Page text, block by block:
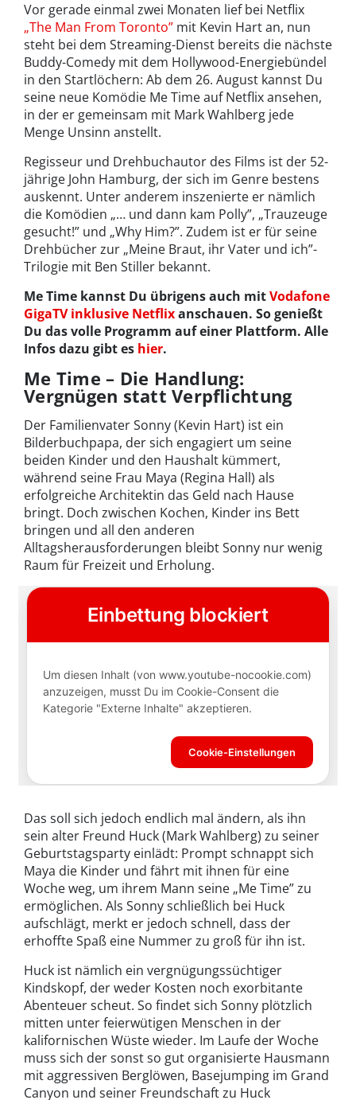
Vor gerade einmal zwei Monaten lief bei Netflix
„The Man From Toronto” mit Kevin Hart an, nun
steht bei dem Streaming-Dienst bereits die nächste
Buddy-Comedy mit dem Hollywood-Energiebündel
in den Startlöchern: Ab dem 26. August kannst Du
seine neue Komödie Me Time auf Netflix ansehen,
in der er gemeinsam mit Mark Wahlberg jede
Menge Unsinn anstellt.
Regisseur und Drehbuchautor des Films ist der 52-
jährige John Hamburg, der sich im Genre bestens
auskennt. Unter anderem inszenierte er nämlich
die Komödien „… und dann kam Polly”, „Trauzeuge
gesucht!” und „Why Him?”. Zudem ist er für seine
Drehbücher zur „Meine Braut, ihr Vater und ich”-
Trilogie mit Ben Stiller bekannt.
Me Time kannst Du übrigens auch mitVodafone
GigaTV inklusive Netflixanschauen. So genießt
Du das volle Programm auf einer Plattform. Alle
Infos dazu gibt es hier.
Me Time – Die Handlung:
Vergnügen statt Verpflichtung
Der Familienvater Sonny (Kevin Hart) ist ein
Bilderbuchpapa, der sich engagiert um seine
beiden Kinder und den Haushalt kümmert,
während seine Frau Maya (Regina Hall) als
erfolgreiche Architektin das Geld nach Hause
bringt. Doch zwischen Kochen, Kinder ins Bett
bringen und all den anderen
Alltagsherausforderungen bleibt Sonny nur wenig
Raum für Freizeit und Erholung.
Das soll sich jedoch endlich mal ändern, als ihn
sein alter Freund Huck (Mark Wahlberg) zu seiner
Geburtstagsparty einlädt: Prompt schnappt sich
Maya die Kinder und fährt mit ihnen für eine
Woche weg, um ihrem Mann seine „Me Time” zu
ermöglichen. Als Sonny schließlich bei Huck
aufschlägt, merkt er jedoch schnell, dass der
erhoffte Spaß eine Nummer zu groß für ihn ist.
Huck ist nämlich ein vergnügungssüchtiger
Kindskopf, der weder Kosten noch exorbitante
Abenteuer scheut. So findet sich Sonny plötzlich
mitten unter feierwütigen Menschen in der
kalifornischen Wüste wieder. Im Laufe der Woche
muss sich der sonst so gut organisierte Hausmann
mit aggressiven Berglöwen, Basejumping im Grand
Canyon und seiner Freundschaft zu Huck